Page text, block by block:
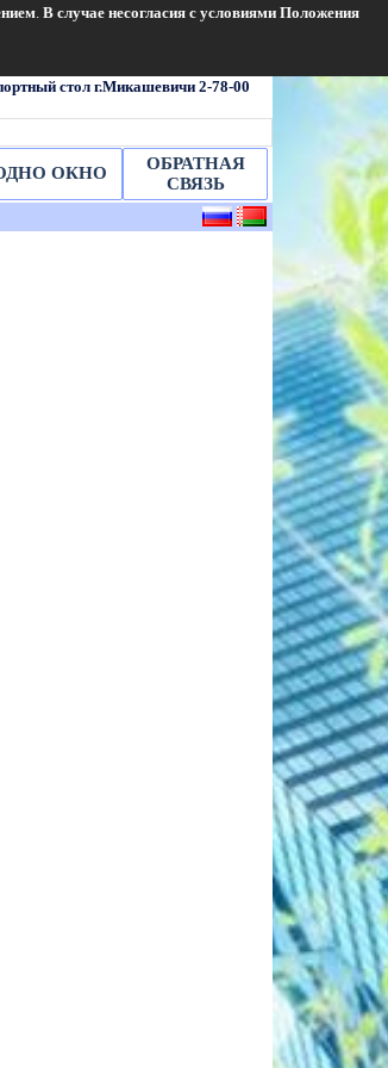
. В случае несогласия с условиями Положения
стол г.Микашевичи 2-78-00
ОКНО
ОБРАТНАЯ
СВЯЗЬ